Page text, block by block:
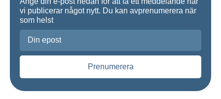
vi publicerar något nytt. Du kan avprenumerera när
som helst